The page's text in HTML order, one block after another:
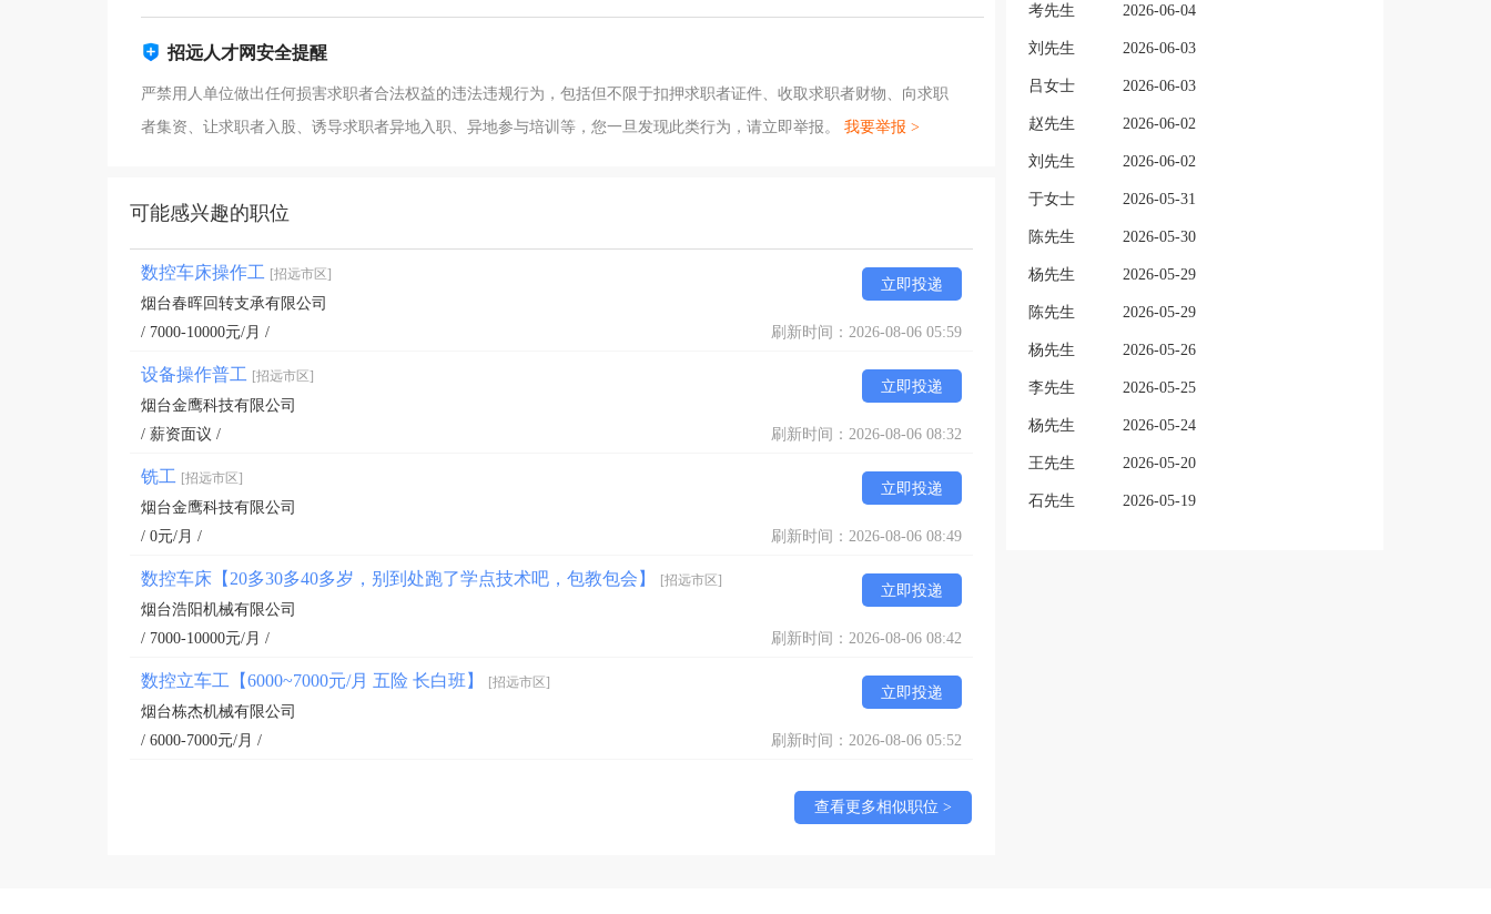
招远人才网安全提醒
严禁用人单位做出任何损害求职者合法权益的违法违规行为，包括但不限于扣押求职者证件、收取求职者财物、向求职
者集资、让求职者入股、诱导求职者异地入职、异地参与培训等，您一旦发现此类行为，请立即举报。 我要举报 >
可能感兴趣的职位
数控车床操作工 [招远市区]
立即投递
烟台春晖回转支承有限公司
/ 7000-10000元/月 /
刷新时间：2026-08-06 05:59
设备操作普工 [招远市区]
立即投递
烟台金鹰科技有限公司
/ 薪资面议 /
刷新时间：2026-08-06 08:32
铣工 [招远市区]
立即投递
烟台金鹰科技有限公司
/ 0元/月 /
刷新时间：2026-08-06 08:49
数控车床【20多30多40多岁，别到处跑了学点技术吧，包教包会】 [招远市区]
立即投递
烟台浩阳机械有限公司
/ 7000-10000元/月 /
刷新时间：2026-08-06 08:42
数控立车工【6000~7000元/月 五险 长白班】 [招远市区]
立即投递
烟台栋杰机械有限公司
/ 6000-7000元/月 /
刷新时间：2026-08-06 05:52
查看更多相似职位 >
考先生 2026-06-04
刘先生 2026-06-03
吕女士 2026-06-03
赵先生 2026-06-02
刘先生 2026-06-02
于女士 2026-05-31
陈先生 2026-05-30
杨先生 2026-05-29
陈先生 2026-05-29
杨先生 2026-05-26
李先生 2026-05-25
杨先生 2026-05-24
王先生 2026-05-20
石先生 2026-05-19